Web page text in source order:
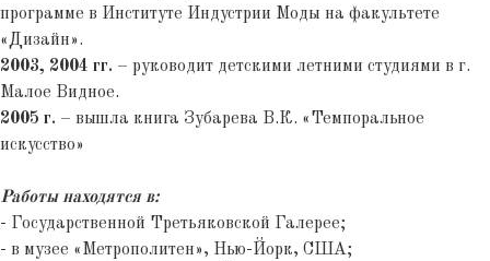
программе в Институте Индустрии Моды на факультете
«Дизайн».
2003, 2004 гг. – руководит детскими летними студиями в г.
Малое Видное.
2005 г. – вышла книга Зубарева В.К. «Темпоральное
искусство»
Работы находятся в:
- Государственной Третьяковской Галерее;
- в музее «Метрополитен», Нью-Йорк, США;